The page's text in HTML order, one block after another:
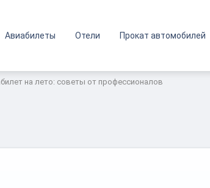
Авиабилеты Отели Прокат автомобилей
на лето: советы от профессионалов